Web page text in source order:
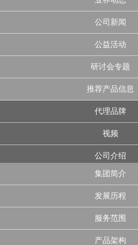
公司新闻
公益活动
研讨会专题
推荐产品信息
代理品牌
视频
公司介绍
集团简介
发展历程
服务范围
产品架构